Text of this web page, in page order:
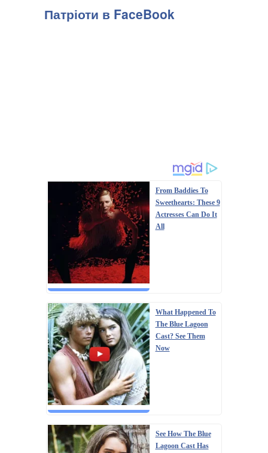
Патріоти в FaceBook
From Baddies To
Sweethearts: These 9
Actresses Can Do It
All
What Happened To
The Blue Lagoon
Cast? See Them
Now
See How The Blue
Lagoon Cast Has